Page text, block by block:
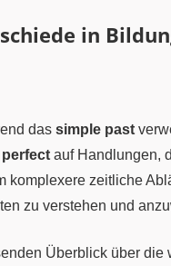
in
das simple past
auf Handlungen,
zeitliche
zu verstehen und
Überblick über